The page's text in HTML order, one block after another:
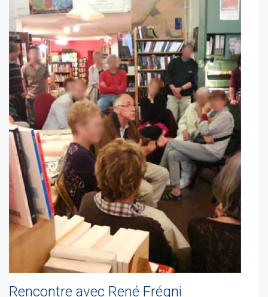
Rencontre avec René Frégni